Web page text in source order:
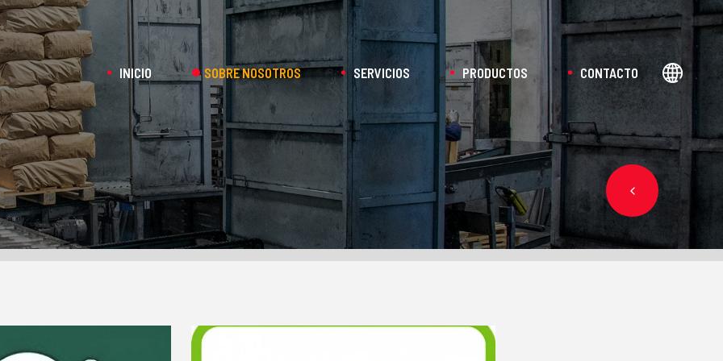
INICIO SOBRE NOSOTROS SERVICIOS PRODUCTOS CONTACTO